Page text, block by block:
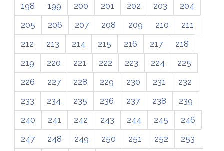
198
199 200 201 202 203
204
205
206 207 208 209 210
211
212
213 214 215 216 217
218
219
220 221 222 223 224
225
226
227 228 229 230 231
232
233
234 235 236 237 238
239
240
241 242 243 244 245
246
247
248 249 250 251 252
253